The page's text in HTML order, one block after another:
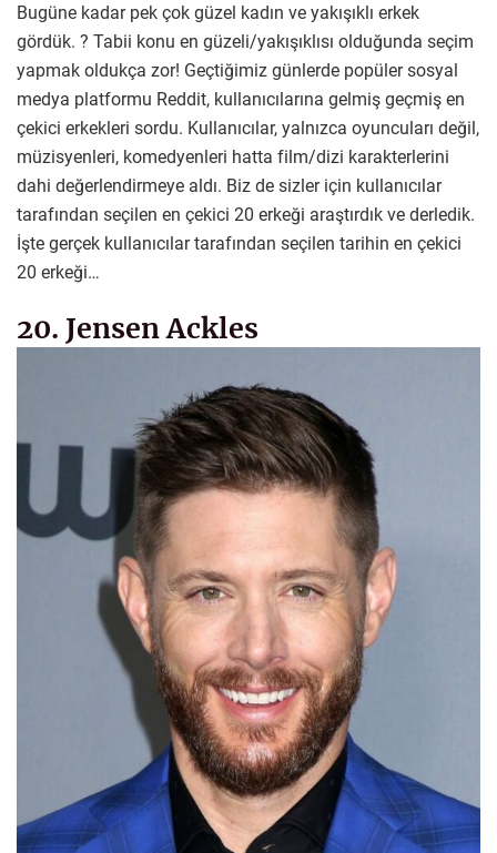
Bugüne kadar pek çok güzel kadın ve yakışıklı erkek
gördük. ? Tabii konu en güzeli/yakışıklısı olduğunda seçim
yapmak oldukça zor! Geçtiğimiz günlerde popüler sosyal
medya platformu Reddit, kullanıcılarına gelmiş geçmiş en
çekici erkekleri sordu. Kullanıcılar, yalnızca oyuncuları değil,
müzisyenleri, komedyenleri hatta film/dizi karakterlerini
dahi değerlendirmeye aldı. Biz de sizler için kullanıcılar
tarafından seçilen en çekici 20 erkeği araştırdık ve derledik.
İşte gerçek kullanıcılar tarafından seçilen tarihin en çekici
20 erkeği…
20. Jensen Ackles